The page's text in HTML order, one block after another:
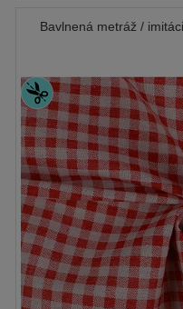
Bavlnená metráž /